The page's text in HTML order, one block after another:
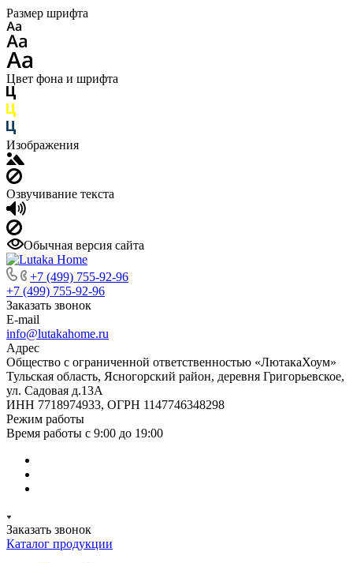
Размер шрифта
Цвет фона и шрифта
Изображения
Озвучивание текста
Обычная версия сайта
+7 (499) 755-92-96
+7 (499) 755-92-96
Заказать звонок
E-mail
info@lutakahome.ru
Адрес
Общество с ограниченной ответственностью «ЛютакаХоум»
Тульская область, Ясногорский район, деревня Григорьевское,
ул. Садовая д.13А
ИНН 7718974933, ОГРН 1147746348298
Режим работы
Время работы с 9:00 до 19:00
Заказать звонок
Каталог продукции